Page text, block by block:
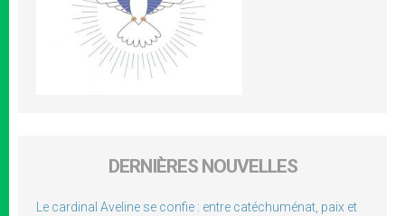
DERNIÈRES NOUVELLES
Le cardinal Aveline se confie : entre catéchuménat, paix et